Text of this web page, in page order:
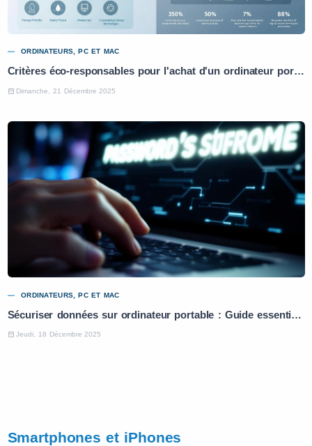
ORDINATEURS, PC ET MAC
Critères éco-responsables pour l'achat d'un ordinateur portable : Guide pratique
Dimanche, 21 Décembre 2025
ORDINATEURS, PC ET MAC
Sécuriser données sur ordinateur portable : Guide essentiel en 5 étapes
Jeudi, 18 Décembre 2025
Smartphones et iPhones